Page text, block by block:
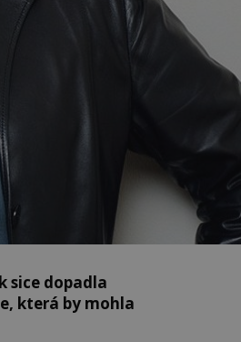
sice dopadla
která by mohla